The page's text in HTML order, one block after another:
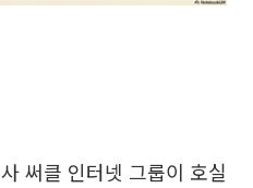
써클 인터넷 그룹이 호실